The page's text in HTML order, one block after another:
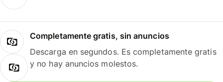
Completamente gratis, sin anuncios
Descarga en segundos. Es completamente gratis
y no hay anuncios molestos.